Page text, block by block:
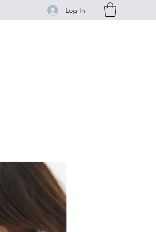
Log In